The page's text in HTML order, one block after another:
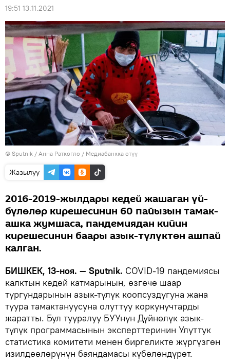
19:51 13.11.2021
© Sputnik / Анна Раткогло / Медиабанкка өтүү
Жазылуу
2016-2019-жылдары кедей жашаган үй-
бүлөлөр кирешесинин 60 пайызын тамак-
ашка жумшаса, пандемиядан кийин
кирешесинин баары азык-түлүктөн ашпай
калган.
БИШКЕК, 13-ноя. — Sputnik. COVID-19 пандемиясы
калктын кедей катмарынын, өзгөчө шаар
тургундарынын азык-түлүк коопсуздугуна жана
туура тамактануусуна олуттуу коркунучтарды
жаратты. Бул тууралуу БУУнун Дүйнөлүк азык-
түлүк программасынын эксперттеринин Улуттук
статистика комитети менен биргеликте жүргүзгөн
изилдөөлөрүнүн баяндамасы күбөлөндүрөт.